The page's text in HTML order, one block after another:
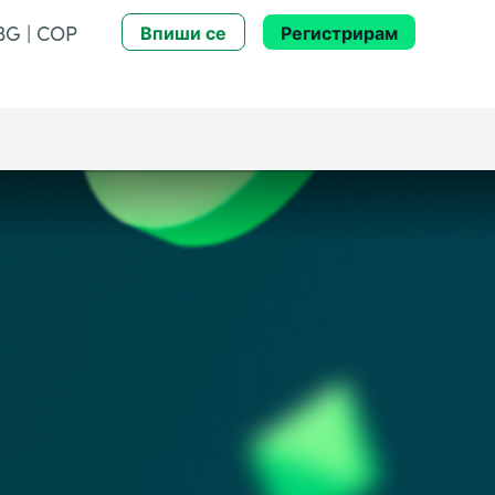
| COP Впиши се Регистрирам